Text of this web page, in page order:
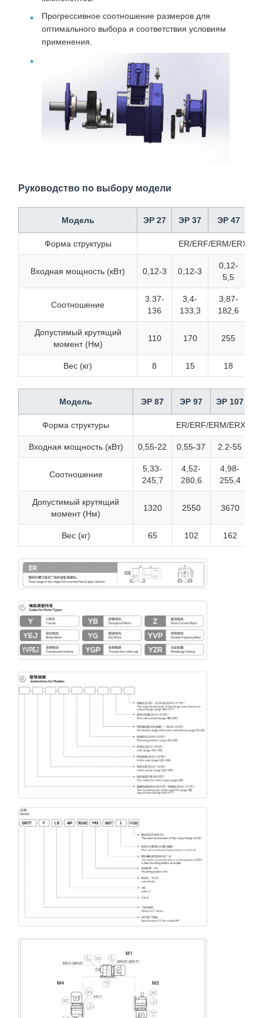
Прогрессивное соотношение размеров для
оптимального выбора и соответствия условиям
применения.
Руководство по выбору модели
Модель ЭР 27 ЭР 37 ЭР 47
Форма структуры ER/ERF/ERM/ERX/
Входная мощность (кВт) 0,12-3 0,12-3
0,12-
5,5
Соотношение
3.37-
136
3,4-
133,3
3,87-
182,6
Допустимый крутящий
момент (Нм)
110 170 255
Вес (кг) 8 15 18
Модель ЭР 87 ЭР 97 ЭР 107
Форма структуры ER/ERF/ERM/ERX/
Входная мощность (кВт) 0,55-22 0,55-37 2.2-55
Соотношение
5,33-
245,7
4,52-
280,6
4,98-
255,4
Допустимый крутящий
момент (Нм)
1320 2550 3670
Вес (кг) 65 102 162